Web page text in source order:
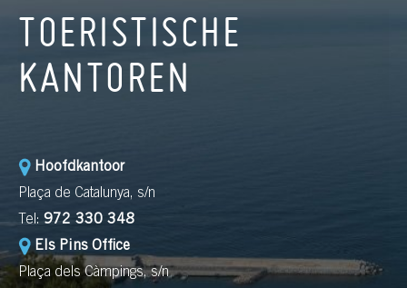
TOERISTISCHE
KANTOREN
Hoofdkantoor
Plaça de Catalunya, s/n
Tel: 972 330 348
Els Pins Office
Plaça dels Càmpings, s/n